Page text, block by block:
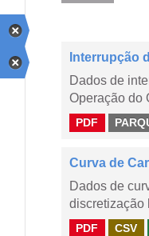
Interrupção
Dados de
Operação do
PDF
Curva de
Dados de
discretização
PDF CSV